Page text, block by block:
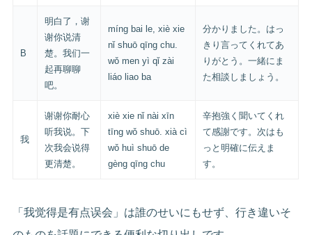
B
明白了，谢
谢你说清
楚。我们一
起再聊聊
吧。
míng bai le, xiè xie
nǐ shuō qīng chu.
wǒ men yì qǐ zài
liáo liao ba
分かりました。はっ
きり言ってくれてあ
りがとう。一緒にま
た相談しましょう。
我
谢谢你耐心
听我说。下
次我会说得
更清楚。
xiè xie nǐ nài xīn
tīng wǒ shuō. xià cì
wǒ huì shuō de
gèng qīng chu
辛抱強く聞いてくれ
て感謝です。次はも
っと明確に伝えま
す。
「我觉得是有点误会」は誰のせいにもせず、行き違いそ